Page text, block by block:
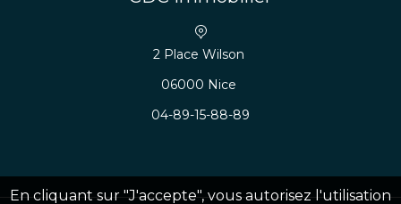
2 Place Wilson
06000 Nice
04-89-15-88-89
En cliquant sur "J'accepte", vous autorisez l'utilisation